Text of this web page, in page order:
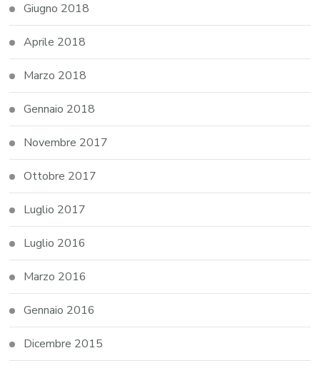
Giugno 2018
Aprile 2018
Marzo 2018
Gennaio 2018
Novembre 2017
Ottobre 2017
Luglio 2017
Luglio 2016
Marzo 2016
Gennaio 2016
Dicembre 2015